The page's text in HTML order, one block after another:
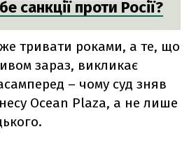
санкції проти Росії?
тривати роками, а те, що
зараз, викликає
– чому суд зняв
Ocean Plaza, а не лише